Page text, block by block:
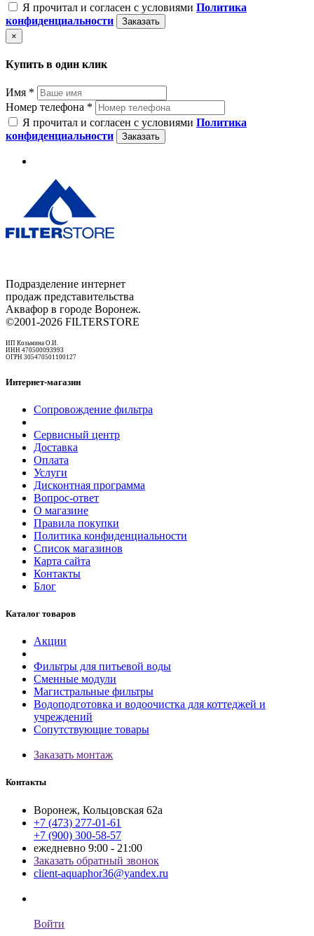
Я прочитал и согласен с условиями Политика
конфиденциальности
Заказать
×
Купить в один клик
Имя *
Номер телефона *
Я прочитал и согласен с условиями Политика
конфиденциальности
Заказать
Подразделение интернет
продаж представительства
Аквафор в городе Воронеж.
©2001-2026 FILTERSTORE
ИП Козьмина О.И.
ИНН 470500093993
ОГРН 305470501100127
Интернет-магазин
Сопровождение фильтра
Сервисный центр
Доставка
Оплата
Услуги
Дисконтная программа
Вопрос-ответ
О магазине
Правила покупки
Политика конфиденциальности
Список магазинов
Карта сайта
Контакты
Блог
Каталог товаров
Акции
Фильтры для питьевой воды
Сменные модули
Магистральные фильтры
Водоподготовка и водоочистка для коттеджей и
учреждений
Сопутствующие товары
Заказать монтаж
Контакты
Воронеж, Кольцовская 62а
+7 (473) 277-01-61
+7 (900) 300-58-57
ежедневно 9:00 - 21:00
Заказать обратный звонок
client-aquaphor36@yandex.ru
Войти